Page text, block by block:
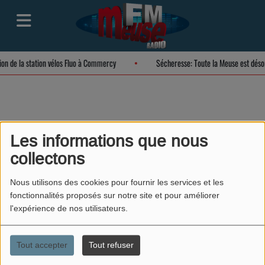
Les informations que nous
collectons
Nous utilisons des cookies pour fournir les services et les
fonctionnalités proposés sur notre site et pour améliorer
l'expérience de nos utilisateurs.
Tout accepter Tout refuser
de la station vélos Fluo à Commercy Sécheresse: Toute la Meuse est
MEUSE FM NIGHT